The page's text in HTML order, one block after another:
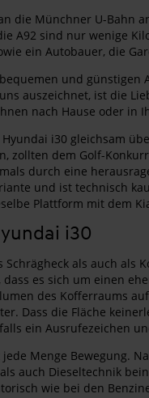
die Münchner U-Bahn
A92 sind nur wenige
ein Autobauer, die
und
auszeichnet, ist die
nach Hause oder in
i30 gleichsam
zollten dem Golf-
durch eine
und ist technisch
Plattform mit dem
i30
als auch als
es sich um einen
des Kofferraums
Dass die Fläche
ein Ausrufezeichen
Menge Bewegung.
auch Dieseltechnik
wie bei den